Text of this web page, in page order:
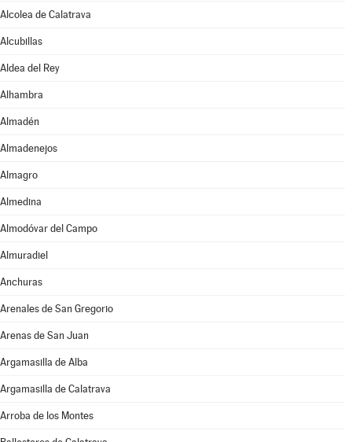
Alcolea de Calatrava
Alcubillas
Aldea del Rey
Alhambra
Almadén
Almadenejos
Almagro
Almedina
Almodóvar del Campo
Almuradiel
Anchuras
Arenales de San Gregorio
Arenas de San Juan
Argamasilla de Alba
Argamasilla de Calatrava
Arroba de los Montes